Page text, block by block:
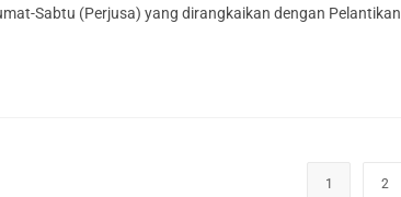
Sabtu (Perjusa) yang dirangkaikan dengan
1 2